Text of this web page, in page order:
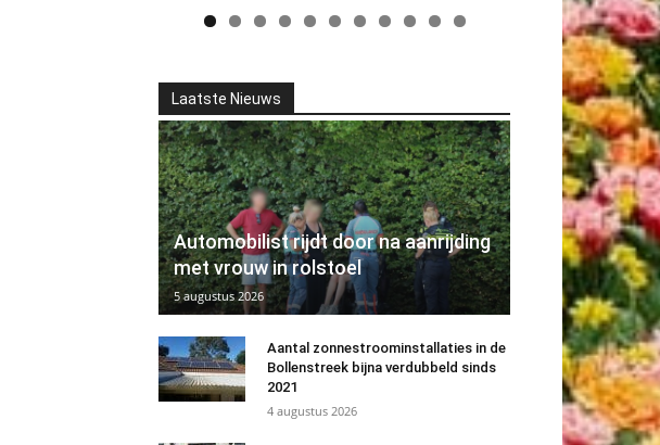
Laatste Nieuws
Automobilist rijdt door na aanrijding
met vrouw in rolstoel
5 augustus 2026
Aantal zonnestroominstallaties in de
Bollenstreek bijna verdubbeld sinds
2021
4 augustus 2026